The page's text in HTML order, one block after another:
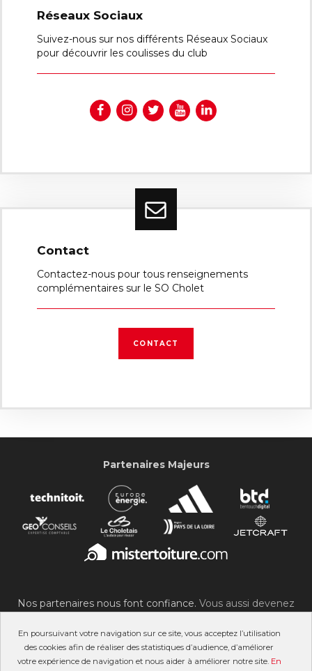
En poursuivant votre navigation sur ce site, vous acceptez l’utilisation
des cookies afin de réaliser des statistiques d’audience, d’améliorer
votre expérience de navigation et nous aider à améliorer notre site. En
Réseaux Sociaux
Suivez-nous sur nos différents Réseaux Sociaux
pour découvrir les coulisses du club
Contact
Contactez-nous pour tous renseignements
complémentaires sur le SO Cholet
CONTACT
Partenaires Majeurs
Nos partenaires nous font confiance. Vous aussi devenez